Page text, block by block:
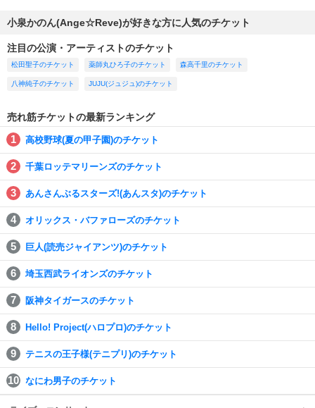
小泉かのん(Ange☆Reve)が好きな方に人気のチケット
注目の公演・アーティストのチケット
松田聖子のチケット 薬師丸ひろ子のチケット 森高千里のチケット
八神純子のチケット JUJU(ジュジュ)のチケット
売れ筋チケットの最新ランキング
高校野球(夏の甲子園)のチケット
千葉ロッテマリーンズのチケット
あんさんぶるスターズ!(あんスタ)のチケット
オリックス・バファローズのチケット
巨人(読売ジャイアンツ)のチケット
埼玉西武ライオンズのチケット
阪神タイガースのチケット
Hello! Project(ハロプロ)のチケット
テニスの王子様(テニプリ)のチケット
なにわ男子のチケット